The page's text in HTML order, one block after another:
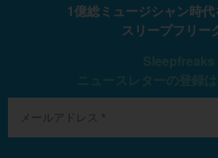
1億総ミュージシャン時
スリープフリー